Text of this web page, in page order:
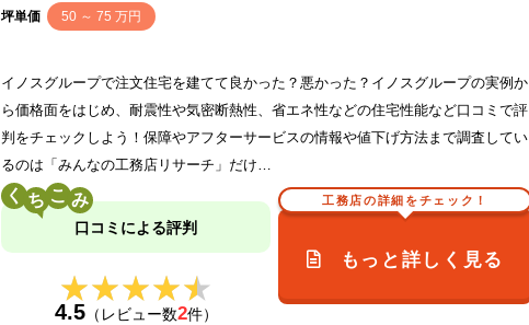
坪単価 50 ～ 75 万円
イノスグループで注文住宅を建てて良かった？悪かった？イノスグループの実例か
ら価格面をはじめ、耐震性や気密断熱性、省エネ性などの住宅性能など口コミで評
判をチェックしよう！保障やアフターサービスの情報や値下げ方法まで調査してい
るのは「みんなの工務店リサーチ」だけ…
く こ
口コミによる評判
★★★★★
★★★★★
4.5（レビュー数2件）
工務店の詳細をチェック！
もっと詳しく見る